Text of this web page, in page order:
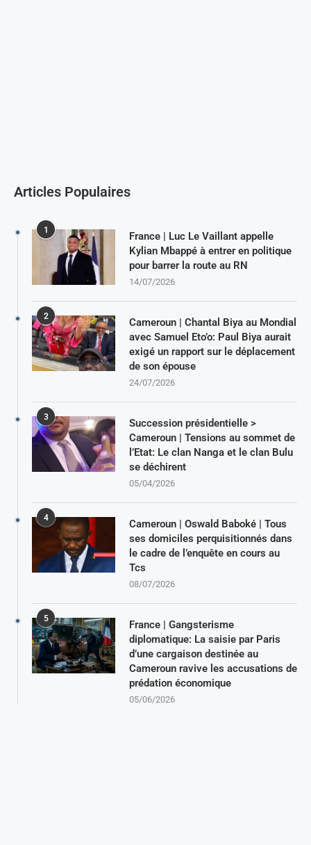
Articles Populaires
1
France | Luc Le Vaillant appelle
Kylian Mbappé à entrer en politique
pour barrer la route au RN
14/07/2026
2
Cameroun | Chantal Biya au Mondial
avec Samuel Eto’o: Paul Biya aurait
exigé un rapport sur le déplacement
de son épouse
24/07/2026
3
Succession présidentielle >
Cameroun | Tensions au sommet de
l’Etat: Le clan Nanga et le clan Bulu
se déchirent
05/04/2026
4
Cameroun | Oswald Baboké | Tous
ses domiciles perquisitionnés dans
le cadre de l’enquête en cours au
Tcs
08/07/2026
5
France | Gangsterisme
diplomatique: La saisie par Paris
d’une cargaison destinée au
Cameroun ravive les accusations de
prédation économique
05/06/2026